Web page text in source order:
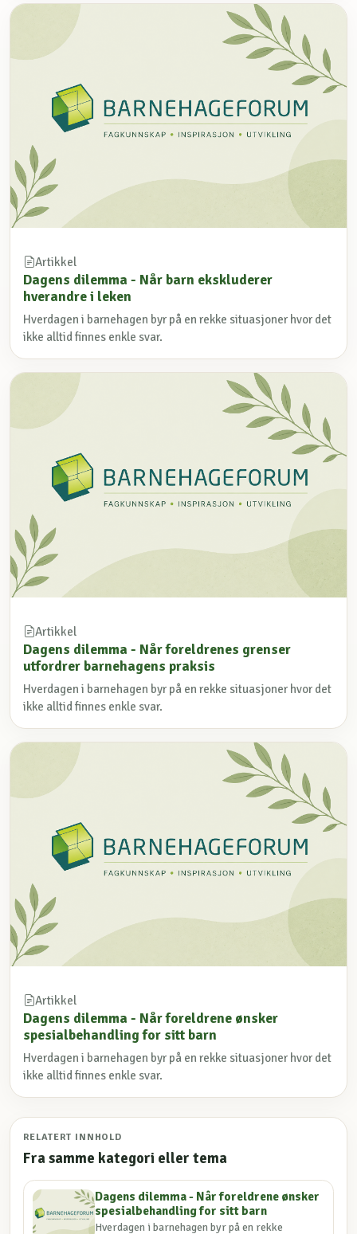
Artikkel
Dagens dilemma - Når barn ekskluderer
hverandre i leken
Hverdagen i barnehagen byr på en rekke situasjoner hvor det
ikke alltid finnes enkle svar.
Artikkel
Dagens dilemma - Når foreldrenes grenser
utfordrer barnehagens praksis
Hverdagen i barnehagen byr på en rekke situasjoner hvor det
ikke alltid finnes enkle svar.
Artikkel
Dagens dilemma - Når foreldrene ønsker
spesialbehandling for sitt barn
Hverdagen i barnehagen byr på en rekke situasjoner hvor det
ikke alltid finnes enkle svar.
RELATERT INNHOLD
Fra samme kategori eller tema
Dagens dilemma - Når foreldrene ønsker
spesialbehandling for sitt barn
Hverdagen i barnehagen byr på en rekke